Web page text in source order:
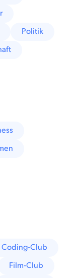
Politik
Coding-Club
Film-Club